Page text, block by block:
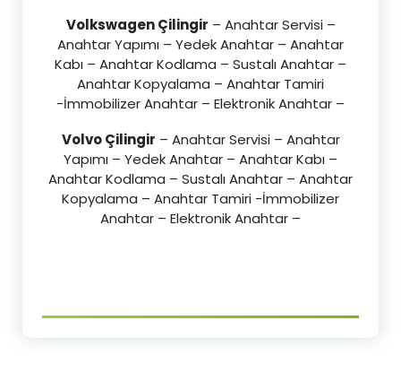
Volkswagen Çilingir – Anahtar Servisi –
Anahtar Yapımı – Yedek Anahtar – Anahtar
Kabı – Anahtar Kodlama – Sustalı Anahtar –
Anahtar Kopyalama – Anahtar Tamiri
-İmmobilizer Anahtar – Elektronik Anahtar –
Volvo Çilingir – Anahtar Servisi – Anahtar
Yapımı – Yedek Anahtar – Anahtar Kabı –
Anahtar Kodlama – Sustalı Anahtar – Anahtar
Kopyalama – Anahtar Tamiri -İmmobilizer
Anahtar – Elektronik Anahtar –